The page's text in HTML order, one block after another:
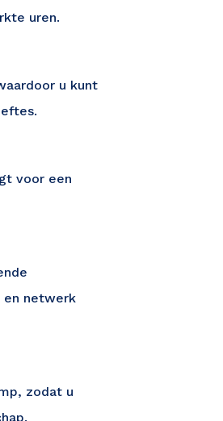
uren.
u kunt
voor een
en netwerk
zodat u